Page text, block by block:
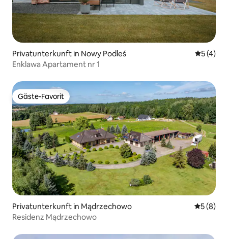
Privatunterkunft in Nowy Podleś
5 (4)
Enklawa Apartament nr 1
Gäste-Favorit
Gäste-Favorit
Privatunterkunft in Mądrzechowo
5 (8)
Residenz Mądrzechowo